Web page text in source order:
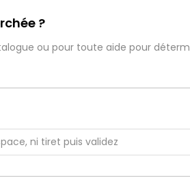
?
ou pour toute aide pour